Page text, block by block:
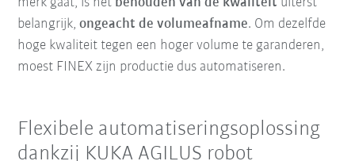
belangrijk, ongeacht de volumeafname. Om dezelfde
hoge kwaliteit tegen een hoger volume te garanderen,
moest FINEX zijn productie dus automatiseren.
Flexibele automatiseringsoplossing
dankzij KUKA AGILUS robot